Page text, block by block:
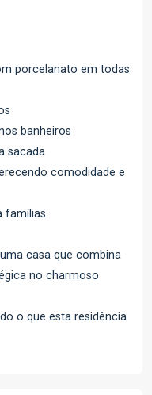
porcelanato em todas
banheiros
sacada
comodidade e
famílias
casa que combina
no charmoso
o que esta residência